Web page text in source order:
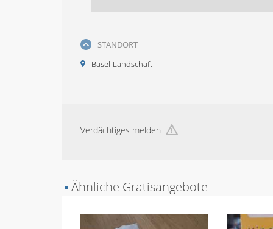
STANDORT
Basel-Landschaft
Verdächtiges melden
▪ Ähnliche Gratisangebote